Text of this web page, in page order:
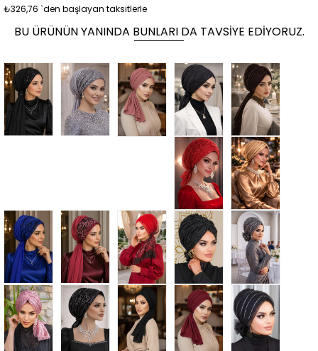
₺326,76 `den başlayan taksitlerle
BU ÜRÜNÜN YANINDA BUNLARI DA TAVSIYE EDIYORUZ.